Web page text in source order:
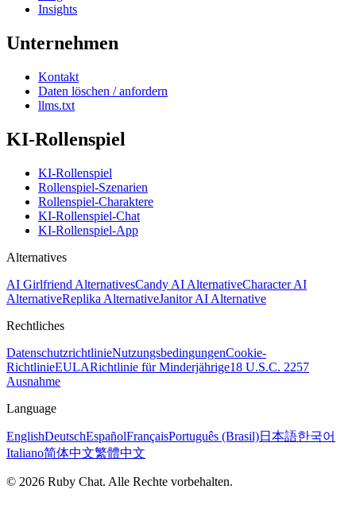
Insights
Unternehmen
Kontakt
Daten löschen / anfordern
llms.txt
KI-Rollenspiel
KI-Rollenspiel
Rollenspiel-Szenarien
Rollenspiel-Charaktere
KI-Rollenspiel-Chat
KI-Rollenspiel-App
Alternatives
AI Girlfriend AlternativesCandy AI AlternativeCharacter AI
AlternativeReplika AlternativeJanitor AI Alternative
Rechtliches
DatenschutzrichtlinieNutzungsbedingungenCookie-
RichtlinieEULARichtlinie für Minderjährige18 U.S.C. 2257
Ausnahme
Language
EnglishDeutschEspañolFrançaisPortuguês (Brasil)日本語한국어
Italiano简体中文繁體中文
© 2026 Ruby Chat. Alle Rechte vorbehalten.